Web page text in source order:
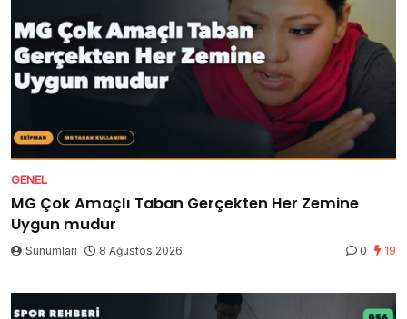
GENEL
MG Çok Amaçlı Taban Gerçekten Her Zemine
Uygun mudur
Sunumları 8 Ağustos 2026 0 19